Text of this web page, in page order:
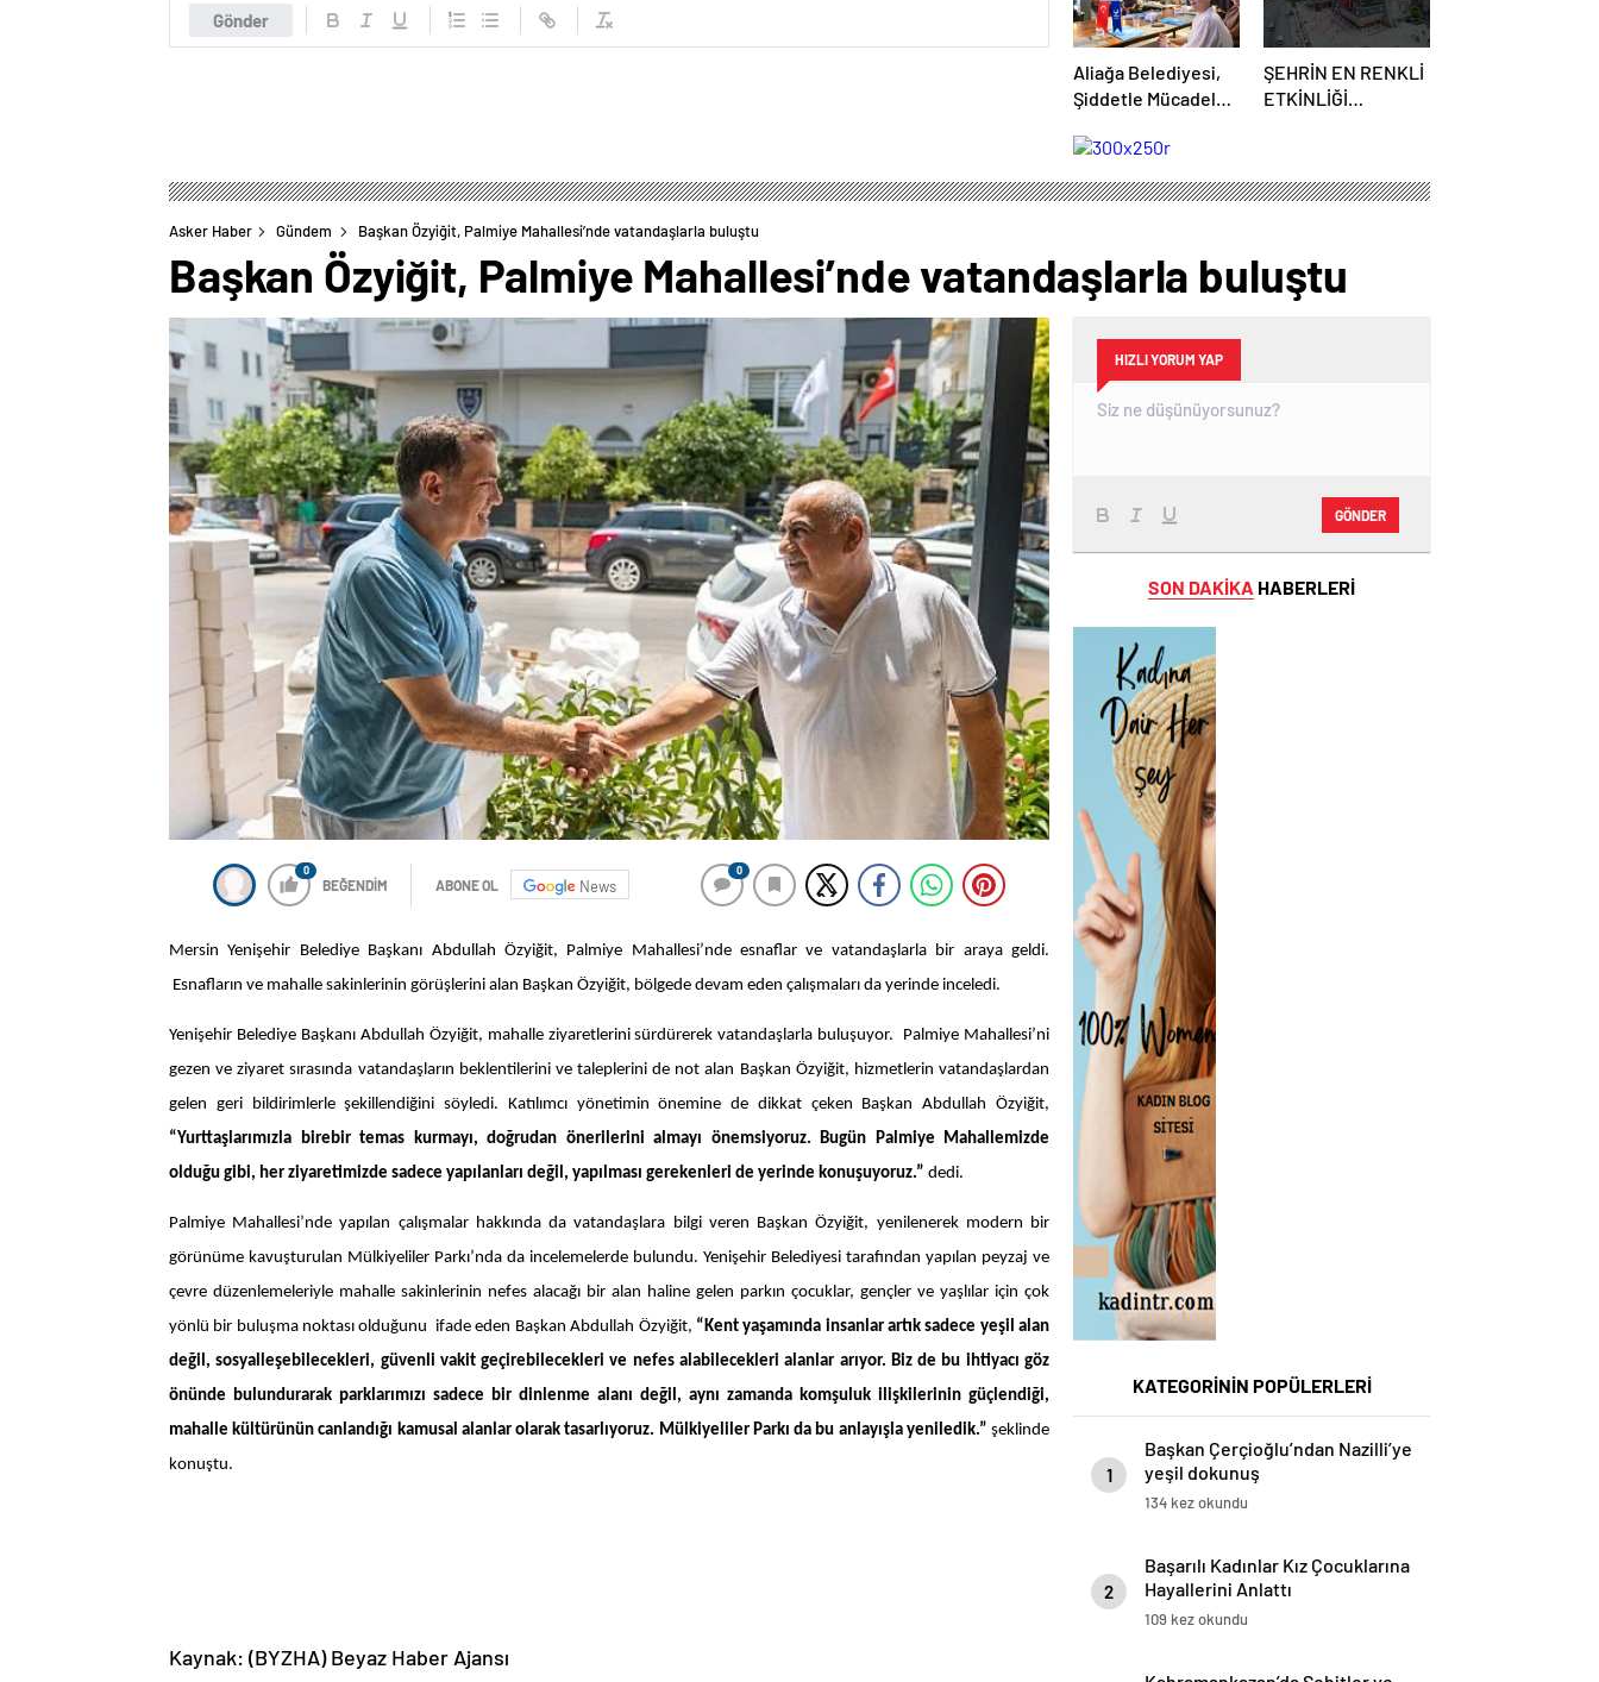
Gönder
Aliağa Belediyesi,
Şiddetle Mücadele
Sahipliği Yaptı
ŞEHRİN EN RENKLİ
ETKİNLİĞİ
FESTİVALİ”
HEYECANI
Asker Haber Gündem Başkan Özyiğit, Palmiye Mahallesi’nde vatandaşlarla buluştu
Başkan Özyiğit, Palmiye Mahallesi’nde vatandaşlarla buluştu
0
BEĞENDİM ABONE OL News
0
Mersin Yenişehir Belediye Başkanı Abdullah Özyiğit, Palmiye Mahallesi’nde esnaflar ve vatandaşlarla bir araya geldi.
Esnafların ve mahalle sakinlerinin görüşlerini alan Başkan Özyiğit, bölgede devam eden çalışmaları da yerinde inceledi.
Yenişehir Belediye Başkanı Abdullah Özyiğit, mahalle ziyaretlerini sürdürerek vatandaşlarla buluşuyor. Palmiye Mahallesi’ni
gezen ve ziyaret sırasında vatandaşların beklentilerini ve taleplerini de not alan Başkan Özyiğit, hizmetlerin vatandaşlardan
gelen geri bildirimlerle şekillendiğini söyledi. Katılımcı yönetimin önemine de dikkat çeken Başkan Abdullah Özyiğit,
“Yurttaşlarımızla birebir temas kurmayı, doğrudan önerilerini almayı önemsiyoruz. Bugün Palmiye Mahallemizde
olduğu gibi, her ziyaretimizde sadece yapılanları değil, yapılması gerekenleri de yerinde konuşuyoruz.” dedi.
Palmiye Mahallesi’nde yapılan çalışmalar hakkında da vatandaşlara bilgi veren Başkan Özyiğit, yenilenerek modern bir
görünüme kavuşturulan Mülkiyeliler Parkı’nda da incelemelerde bulundu. Yenişehir Belediyesi tarafından yapılan peyzaj ve
çevre düzenlemeleriyle mahalle sakinlerinin nefes alacağı bir alan haline gelen parkın çocuklar, gençler ve yaşlılar için çok
yönlü bir buluşma noktası olduğunu ifade eden Başkan Abdullah Özyiğit, “Kent yaşamında insanlar artık sadece yeşil alan
değil, sosyalleşebilecekleri, güvenli vakit geçirebilecekleri ve nefes alabilecekleri alanlar arıyor. Biz de bu ihtiyacı göz
önünde bulundurarak parklarımızı sadece bir dinlenme alanı değil, aynı zamanda komşuluk ilişkilerinin güçlendiği,
mahalle kültürünün canlandığı kamusal alanlar olarak tasarlıyoruz. Mülkiyeliler Parkı da bu anlayışla yeniledik.” şeklinde
konuştu.
Kaynak: (BYZHA) Beyaz Haber Ajansı
HIZLI YORUM YAP
GÖNDER
SON DAKİKA HABERLERİ
KATEGORİNİN POPÜLERLERİ
1
Başkan Çerçioğlu’ndan Nazilli’ye
yeşil dokunuş
134 kez okundu
2
Başarılı Kadınlar Kız Çocuklarına
Hayallerini Anlattı
109 kez okundu